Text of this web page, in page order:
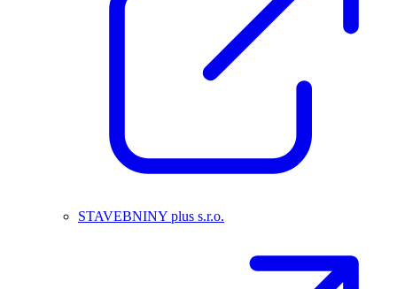
STAVEBNINY plus s.r.o.